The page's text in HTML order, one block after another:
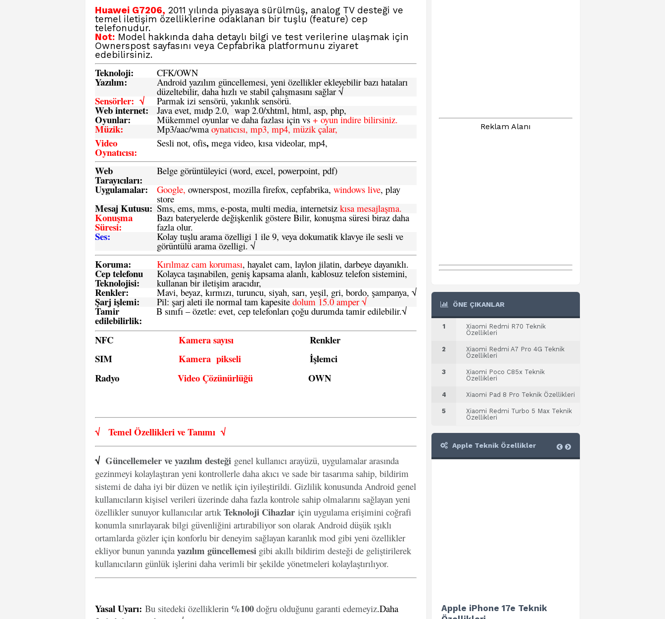
Huawei G7206, 2011 yılında piyasaya sürülmüş, analog TV desteği ve
temel iletişim özelliklerine odaklanan bir tuşlu (feature) cep
telefonudur.
Not: Model hakkında daha detaylı bilgi ve test verilerine ulaşmak için
Ownerspost sayfasını veya Cepfabrika platformunu ziyaret
edebilirsiniz.
Teknoloji: CFK/OWN
Yazılım: Android yazılım güncellemesi, yeni özellikler ekleyebilir bazı hataları
düzeltebilir, daha hızlı ve stabil çalışmasını sağlar √
Sensörler: √ Parmak izi sensörü, yakınlık sensörü.
Web internet: Java evet, mıdp 2.0, wap 2.0/xhtml, html, asp, php,
Oyunlar: Mükemmel oyunlar ve daha fazlası için vs + oyun indire bilirsiniz.
Müzik: Mp3/aac/wmaoynatıcısı, mp3, mp4, müzik çalar,
Video
Oynatıcısı:
Sesli not, ofis, mega video, kısa videolar, mp4,
Web
Tarayıcıları:
Belge görüntüleyici (word, excel, powerpoint, pdf)
Uygulamalar: Google, ownerspost, mozilla firefox, cepfabrika, windows live, play
store
Mesaj Kutusu: Sms, ems, mms, e-posta, multi media, internetsiz kısa mesajlaşma.
Konuşma
Süresi:
Bazı bateryelerde değişkenlik göstere Bilir, konuşma süresi biraz daha
fazla olur.
Ses: Kolay tuşlu arama özelligi 1 ile 9, veya dokumatik klavye ile sesli ve
görüntülü arama özelligi. √
Koruma: Kırılmaz cam koruması, hayalet cam, laylon jilatin, darbeye dayanıklı.
Cep telefonu
Teknolojisi:
Kolayca taşınabilen, geniş kapsama alanlı, kablosuz telefon sistemini,
kullanan bir iletişim aracıdır,
Renkler: Mavi, beyaz, kırmızı, turuncu, siyah, sarı, yeşil, gri, bordo, şampanya, √
Şarj işlemi: Pil: şarj aleti ile normal tam kapesite dolum 15.0 amper √
Tamir
edilebilirlik:
B sınıfı – özetle: evet, cep telefonları çoğu durumda tamir edilebilir.√
NFC Kamera sayısı
Renkler
SIM
Kamera pikseli
İşlemci
Radyo
Video Çözünürlüğü OWN
√ Temel Özellikleri veTanımı √
√ Güncellemeler ve yazılım desteği genel kullanıcı arayüzü, uygulamalar arasında
gezinmeyi kolaylaştıran yeni kontrollerle daha akıcı ve sade bir tasarıma sahip, bildirim
sistemi de daha iyi bir düzen ve netlik için iyileştirildi. Gizlilik konusunda Android genel
kullanıcıların kişisel verileri üzerinde daha fazla kontrole sahip olmalarını sağlayan yeni
özellikler sunuyor kullanıcılar artıkTeknoloji Cihazlar için uygulama erişimini coğrafi
konumla sınırlayarak bilgi güvenliğini artırabiliyor son olarak Android düşük ışıklı
ortamlarda gözler için konforlu bir deneyim sağlayan karanlık mod gibi yeni özellikler
ekliyor bunun yanında yazılım güncellemesi gibi akıllı bildirim desteği de geliştirilerek
kullanıcıların günlük işlerini daha verimli bir şekilde yönetmeleri kolaylaştırılıyor.
Yasal Uyarı: Bu sitedeki özelliklerin %100 doğru olduğunu garanti edemeyiz.Daha
Reklam Alanı
ÖNE ÇIKANLAR
1
Xiaomi Redmi R70 Teknik
Özellikleri
2
Xiaomi Redmi A7 Pro 4G Teknik
Özellikleri
3
Xiaomi Poco C85x Teknik
Özellikleri
4 Xiaomi Pad 8 Pro Teknik Özellikleri
5
Xiaomi Redmi Turbo 5 Max Teknik
Özellikleri
Apple Teknik Özellikler
Apple iPhone 17e Teknik